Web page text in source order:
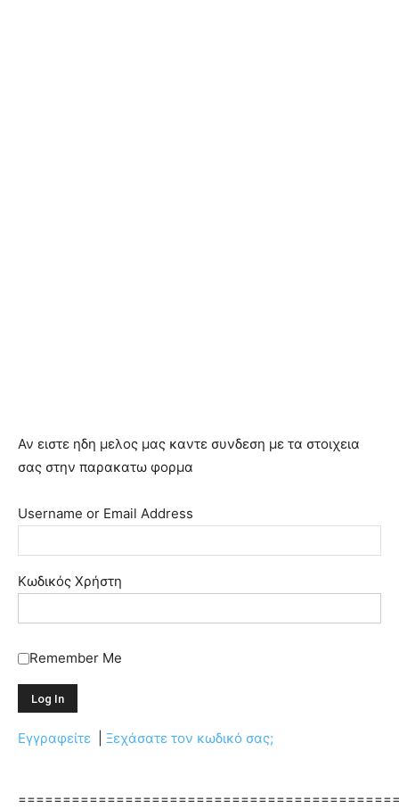
Αν ειστε ηδη μελος μας καντε συνδεση με τα στοιχεια
σας στην παρακατω φορμα
Username or Email Address
Κωδικός Χρήστη
Remember Me
Εγγραφείτε Ξεχάσατε τον κωδικό σας;